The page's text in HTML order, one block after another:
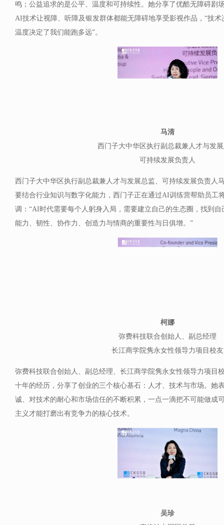
鸣；公益追求的是公平、温度和可持续性。她分享了优酷无障碍剧
AI技术让视障、听障及银发群体都能无障碍地享受影视作品，“技
温度决定了我们能跑多远”。
马清
西门子大中华区执行副总裁兼人才与发
可持续发展负责人
西门子大中华区执行副总裁兼人才与发展总监、可持续发展负责人
要结合行业知识与数字化能力，西门子正在通过AI训练营帮助员工
调：“AI时代需要每个人躬身入局，需要建立自己的生态圈，找到
能力、韧性、协作力、创造力与情商的重要性与日俱增。”
柯娜
弥费科技联合创始人、副总经理
长江商学院隽永女性领导力项目校友
弥费科技联合创始人、副总经理、长江商学院隽永女性领导力项目
十年的经历，分享了创业的三个核心基石：人才、技术与市场。她
诚、对技术的耐心和市场信任的不断积累，一点一滴把不可能做成
主义才能打磨出有竞争力的核心技术。
吴珍